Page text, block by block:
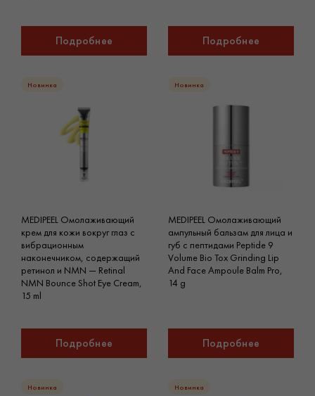
Подробнее Подробнее
Новинка
MEDIPEEL Омолаживающий
крем для кожи вокруг глаз с
вибрационным
наконечником, содержащий
ретинол и NMN — Retinal
NMN Bounce Shot Eye Cream,
15 ml
Подробнее
Новинка
MEDIPEEL Омолаживающий
ампульный бальзам для лица и
губ с пептидами Peptide 9
Volume Bio Tox Grinding Lip
And Face Ampoule Balm Pro,
14 g
Подробнее
Новинка Новинка